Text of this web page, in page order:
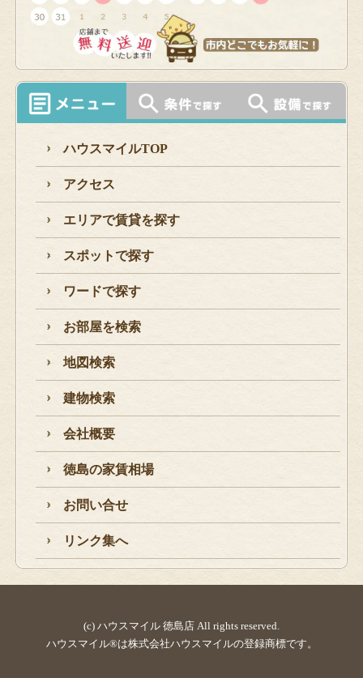
ハウスマイルTOP
アクセス
エリアで賃貸を探す
スポットで探す
ワードで探す
お部屋を検索
地図検索
建物検索
会社概要
徳島の家賃相場
お問い合せ
リンク集へ
(c) ハウスマイル 徳島店 All rights reserved.
ハウスマイル®は株式会社ハウスマイルの登録商標です。